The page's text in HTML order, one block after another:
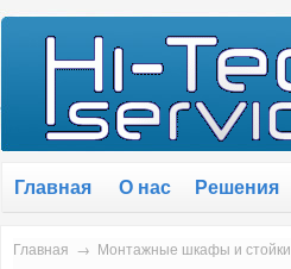
Главная О нас Решения
Главная → Монтажные шкафы и стойки